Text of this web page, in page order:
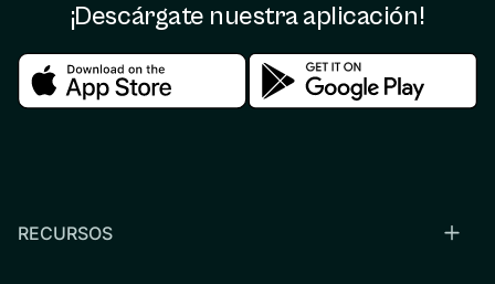
¡Descárgate nuestra aplicación!
Download in the apple storeDownload in the
RECURSOS